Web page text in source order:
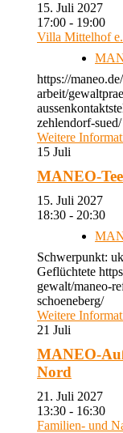
15. Juli 2027
17:00 - 19:00
Villa Mittelhof
https://
arbeit/
zehlendorf-sued/
Weitere
15 Juli
MANEO-
15. Juli 2027
18:30 - 20:30
Schwerpunkt:
Geflüchtete
gewalt/maneo-
schoeneberg/
Weitere
21 Juli
MANEO-
Nord
21. Juli 2027
13:30 - 16:30
Familien- und